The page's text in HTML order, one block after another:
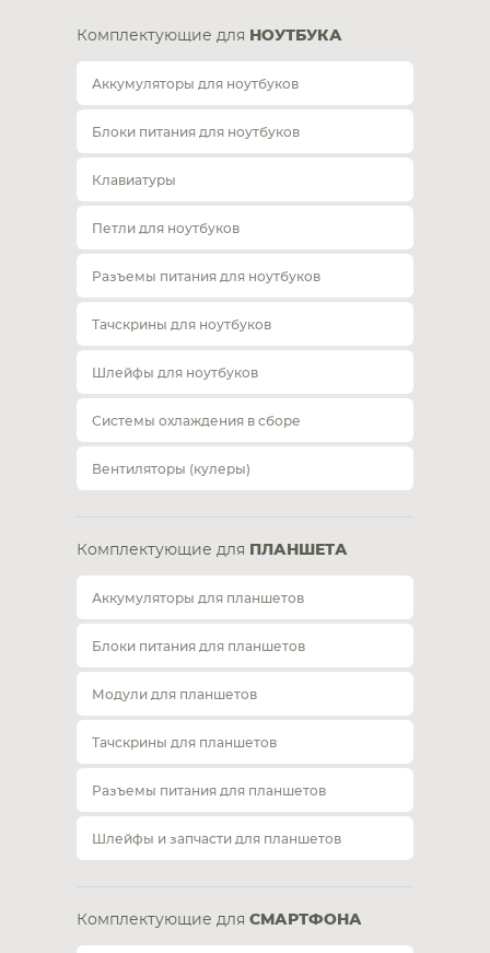
Комплектующие для НОУТБУКА
Аккумуляторы для ноутбуков
Блоки питания для ноутбуков
Клавиатуры
Петли для ноутбуков
Разъемы питания для ноутбуков
Тачскрины для ноутбуков
Шлейфы для ноутбуков
Системы охлаждения в сборе
Вентиляторы (кулеры)
Комплектующие для ПЛАНШЕТА
Аккумуляторы для планшетов
Блоки питания для планшетов
Модули для планшетов
Тачскрины для планшетов
Разъемы питания для планшетов
Шлейфы и запчасти для планшетов
Комплектующие для СМАРТФОНА